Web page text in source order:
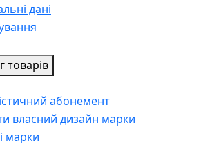
дані
товарів
абонемент
власний дизайн марки
марки